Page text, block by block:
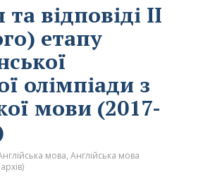
відповіді ІІ
етапу
олімпіади з
мови (2017-
мова,Англійська мова